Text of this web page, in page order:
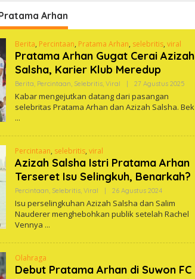
Arhan
Berita, Percintaan, Pratama Arhan, selebritis, viral
Pratama Arhan Gugat Cerai Azizah
Salsha, Karier Klub Meredup
Berita, Percintaan, Selebritis, Viral 27 Agustus 2025Oleh
Kabar mengejutkan datang dari pasangan
selebritas Pratama Arhan dan Azizah Salsha. Bek
Percintaan, selebritis, viral
Azizah Salsha Istri Pratama Arhan
Terseret Isu Selingkuh, Benarkah?
Percintaan, Selebritis, Viral 26 Agustus 2024Oleh
Isu perselingkuhan Azizah Salsha dan Salim
Nauderer menghebohkan publik setelah Rachel
Vennya
Olahraga
Debut Pratama Arhan di Suwon FC